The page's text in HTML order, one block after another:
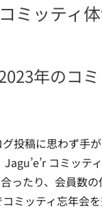
ミッティ
年のコ
投稿に思わず手
コミッ
ったり、会員数
ミッティ忘年会